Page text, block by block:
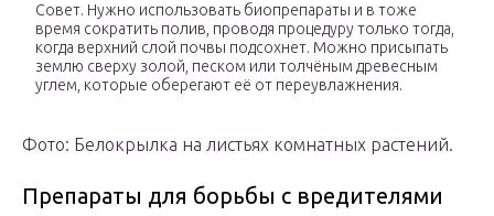
Совет. Нужно использовать биопрепараты и в тоже
время сократить полив, проводя процедуру только тогда,
когда верхний слой почвы подсохнет. Можно присыпать
землю сверху золой, песком или толчёным древесным
углем, которые оберегают её от переувлажнения.
Фото: Белокрылка на листьях комнатных растений.
Препараты для борьбы с вредителями